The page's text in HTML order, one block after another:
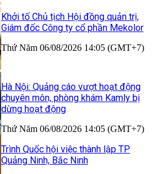
Khởi tố Chủ tịch Hội đồng quản trị,
Giám đốc Công ty cổ phần Mekolor
Thứ Năm 06/08/2026 14:05 (GMT+7)
Hà Nội: Quảng cáo vượt hoạt động
chuyên môn, phòng khám Kamly bị
dừng hoạt động
Thứ Năm 06/08/2026 14:05 (GMT+7)
Trình Quốc hội việc thành lập TP
Quảng Ninh, Bắc Ninh